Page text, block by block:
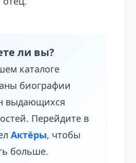
ли вы?
каталоге
биографии
выдающихся
Перейдите в
Актёры, чтобы
больше.